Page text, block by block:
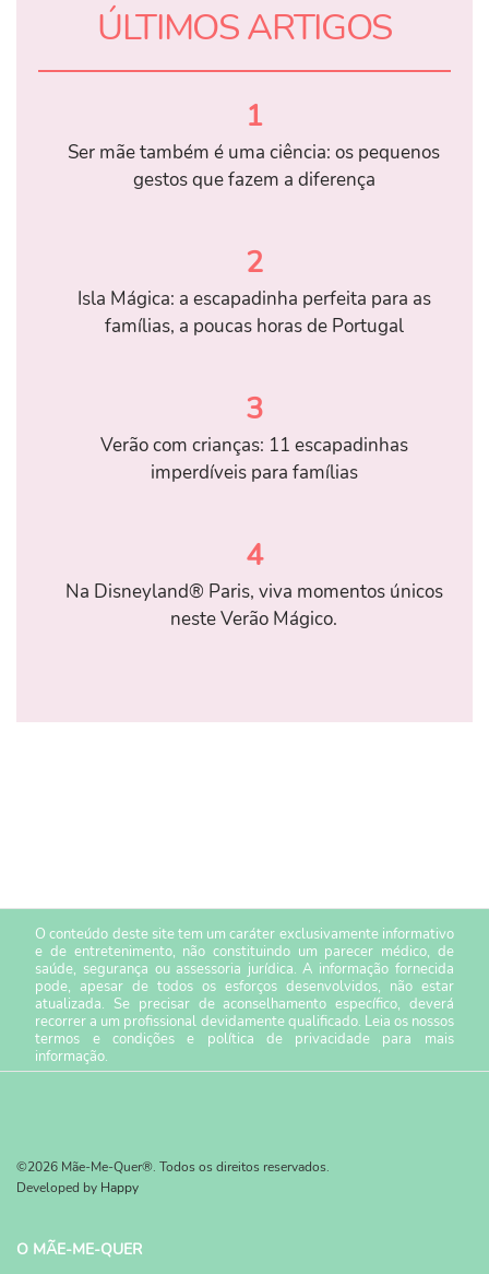
ÚLTIMOS ARTIGOS
1
Ser mãe também é uma ciência: os pequenos
gestos que fazem a diferença
2
Isla Mágica: a escapadinha perfeita para as
famílias, a poucas horas de Portugal
3
Verão com crianças: 11 escapadinhas
imperdíveis para famílias
4
Na Disneyland® Paris, viva momentos únicos
neste Verão Mágico.
O conteúdo deste site tem um caráter exclusivamente informativo
e de entretenimento, não constituindo um parecer médico, de
saúde, segurança ou assessoria jurídica. A informação fornecida
pode, apesar de todos os esforços desenvolvidos, não estar
atualizada. Se precisar de aconselhamento específico, deverá
recorrer a um profissional devidamente qualificado. Leia os nossos
termos e condiçõese política de privacidade para mais
informação.
©2026 Mãe-Me-Quer®. Todos os direitos reservados.
Developed by Happy
O MÃE-ME-QUER